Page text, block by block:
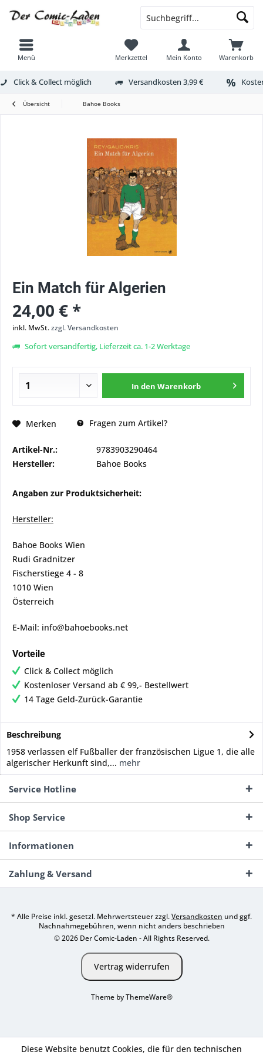
Menü Warenkorb
Merkzettel Mein Konto
Click & Collect möglich Versandkosten 3,99 €
Übersicht Bahoe Books
Ein Match für Algerien
24,00 € *
inkl. MwSt.zzgl. Versandkosten
Sofort versandfertig, Lieferzeit ca. 1-2 Werktage
In den Warenkorb
Merken Fragen zum Artikel?
Artikel-Nr.:
9783903290464
Hersteller:
Bahoe Books
Angaben zur Produktsicherheit:
Hersteller:
Bahoe Books Wien
Rudi Gradnitzer
Fischerstiege 4 - 8
1010 Wien
Österreich
E-Mail: info@bahoebooks.net
Vorteile
Click & Collect möglich
Kostenloser Versand ab € 99,- Bestellwert
14 Tage Geld-Zurück-Garantie
Beschreibung
1958 verlassen elf Fußballer der französischen Ligue 1, die alle
algerischer Herkunft sind,... mehr
Service Hotline
Shop Service
Informationen
Zahlung & Versand
* Alle Preise inkl. gesetzl. Mehrwertsteuer zzgl.Versandkosten und ggf.
Nachnahmegebühren, wenn nicht anders beschrieben
© 2026 Der Comic-Laden - All Rights Reserved.
Vertrag widerrufen
Theme byThemeWare®
Diese Website benutzt Cookies, die für den technischen